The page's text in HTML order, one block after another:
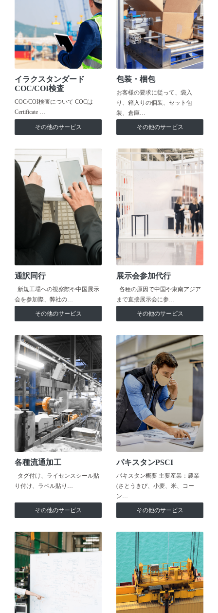
イラクスタンダード
COC/COI検査
COC/COI検査について COCは
Certificate …
その他のサービス
包装・梱包
お客様の要求に従って、袋入
り、箱入りの個装、セット包
装、倉庫…
その他のサービス
通訳同行
新規工場への視察際や中国展示
会を参加際、弊社の…
その他のサービス
展示会参加代行
各種の原因で中国や東南アジア
まで直接展示会に参…
その他のサービス
各種流通加工
タグ付け、ライセンスシール貼
り付け、ラベル貼り…
その他のサービス
パキスタンPSCI
パキスタン概要 主要産業：農業
(さとうきび、小麦、米、コー
ン…
その他のサービス